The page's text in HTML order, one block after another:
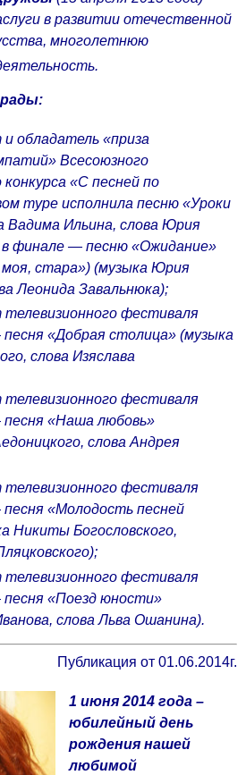
в развитии отечественной
многолетнюю
обладатель «приза
Всесоюзного
«С песней по
туре исполнила песню «Уроки
Вадима Ильина, слова Юрия
в финале — песню «Ожидание»
стара») (музыка Юрия
Леонида Завальнюка);
фестиваля
«Добрая столица» (музыка
слова Изяслава
фестиваля
«Наша любовь»
слова Андрея
фестиваля
«Молодость песней
Никиты Богословского,
фестиваля
«Поезд юности»
слова Льва Ошанина).
Публикация от 01.06.2014г.
1 июня 2014 года –
юбилейный день
рождения нашей
любимой